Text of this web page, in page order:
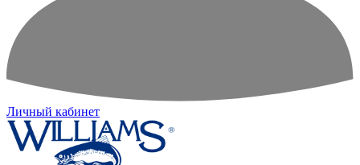
Личный кабинет